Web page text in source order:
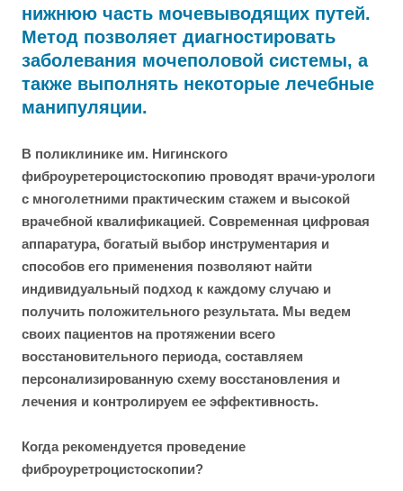
нижнюю часть мочевыводящих путей.
Метод позволяет диагностировать
заболевания мочеполовой системы, а
также выполнять некоторые лечебные
манипуляции.
В поликлинике им. Нигинского
фиброуретероцистоскопию проводят врачи-урологи
с многолетними практическим стажем и высокой
врачебной квалификацией. Современная цифровая
аппаратура, богатый выбор инструментария и
способов его применения позволяют найти
индивидуальный подход к каждому случаю и
получить положительного результата. Мы ведем
своих пациентов на протяжении всего
восстановительного периода, составляем
персонализированную схему восстановления и
лечения и контролируем ее эффективность.
Когда рекомендуется проведение
фиброуретроцистоскопии?